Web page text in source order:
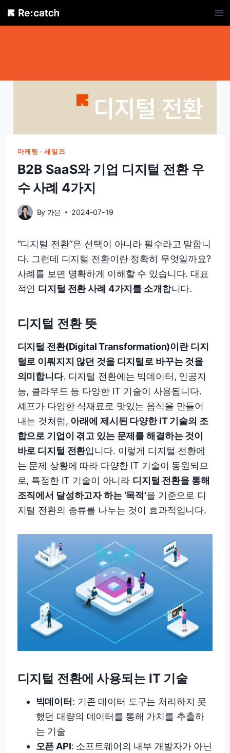
Skip
마케팅 · 세일즈
B2B SaaS와 기업 디지털 전환 우
수 사례 4가지
By 가은 2024-07-19
“디지털 전환”은 선택이 아니라 필수라고 말합니
다. 그런데 디지털 전환이란 정확히 무엇일까요?
사례를 보면 명확하게 이해할 수 있습니다. 대표
적인 디지털 전환 사례 4가지를 소개합니다.
디지털 전환뜻
디지털 전환(Digital Transformation)이란 디지
털로 이뤄지지 않던 것을 디지털로 바꾸는 것을
의미합니다. 디지털 전환에는 빅데이터, 인공지
능, 클라우드 등 다양한 IT 기술이 사용됩니다.
셰프가 다양한 식재료로 맛있는 음식을 만들어
내는 것처럼, 아래에 제시된 다양한 IT 기술의 조
합으로 기업이 겪고 있는 문제를 해결하는 것이
바로 디지털 전환입니다. 이렇게 디지털 전환에
는 문제 상황에 따라 다양한 IT 기술이 동원되므
로, 특정한 IT 기술이 아니라 디지털 전환을 통해
조직에서 달성하고자 하는 ‘목적’을 기준으로 디
지털 전환의 종류를 나누는 것이 효과적입니다.
디지털 전환에 사용되는 IT 기술
빅데이터 : 기존 데이터 도구는 처리하지 못
했던 대량의 데이터를 통해 가치를 추출하
는 기술
오픈 API: 소프트웨어의 내부 개발자가 아닌